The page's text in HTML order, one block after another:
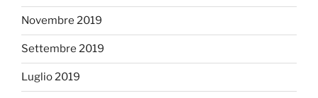
Novembre 2019
Settembre 2019
Luglio 2019